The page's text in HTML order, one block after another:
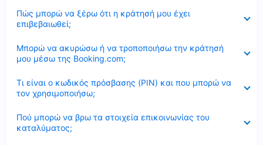
Πώς μπορώ να ξέρω ότι η κράτησή μου έχει
επιβεβαιωθεί;
Μπορώ να ακυρώσω ή να τροποποιήσω την κράτησή
μου μέσω της Booking.com;
Τι είναι ο κωδικός πρόσβασης (PIN) και που μπορώ να
τον χρησιμοποιήσω;
Πού μπορώ να βρω τα στοιχεία επικοινωνίας του
καταλύματος;